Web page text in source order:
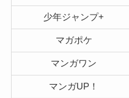
少年ジャンプ+
マガポケ
マンガワン
マンガUP！